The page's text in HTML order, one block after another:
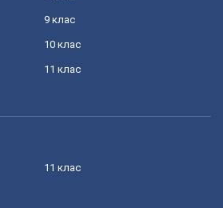
9 клас
10 клас
11 клас
11 клас